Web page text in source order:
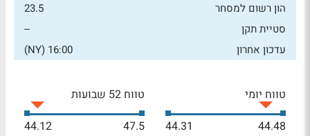
הון רשום למסחר
23.5
סטיית תקן
--
עדכון אחרון
16:00 (NY)
טווח יומי
44.48
44.31
טווח 52 שבועות
47.5
44.12